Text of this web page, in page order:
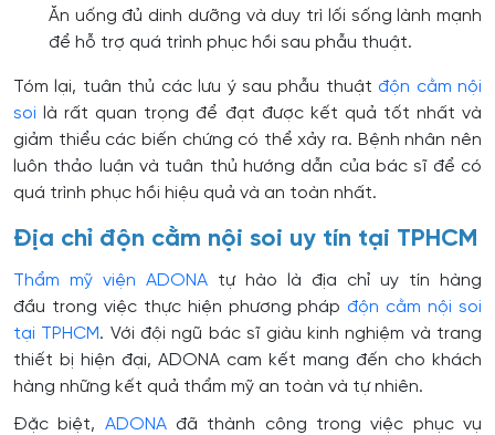
Ăn uống đủ dinh dưỡng và duy trì lối sống lành mạnh
để hỗ trợ quá trình phục hồi sau phẫu thuật.
Tóm lại, tuân thủ các lưu ý sau phẫu thuật độn cằm nội
soi là rất quan trọng để đạt được kết quả tốt nhất và
giảm thiểu các biến chứng có thể xảy ra. Bệnh nhân nên
luôn thảo luận và tuân thủ hướng dẫn của bác sĩ để có
quá trình phục hồi hiệu quả và an toàn nhất.
Địa chỉ độn cằm nội soi uy tín tại TPHCM
Thẩm mỹ viện ADONA tự hào là địa chỉ uy tín hàng
đầu trong việc thực hiện phương pháp độn cằm nội soi
tại TPHCM. Với đội ngũ bác sĩ giàu kinh nghiệm và trang
thiết bị hiện đại, ADONA cam kết mang đến cho khách
hàng những kết quả thẩm mỹ an toàn và tự nhiên.
Đặc biệt, ADONAđã thành công trong việc phục vụ